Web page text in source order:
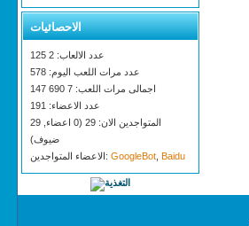
الاحصائيات
عدد الالعاب: 2 125
عدد مرات اللعب اليوم: 578
اجمالى مرات اللعب: 7 690 147
عدد الاعضاء: 191
المتواجدين الان: 29 (0 اعضاء, 29
ضيوف)
الاعضاء المتواجدين: GoogleBot Baidu